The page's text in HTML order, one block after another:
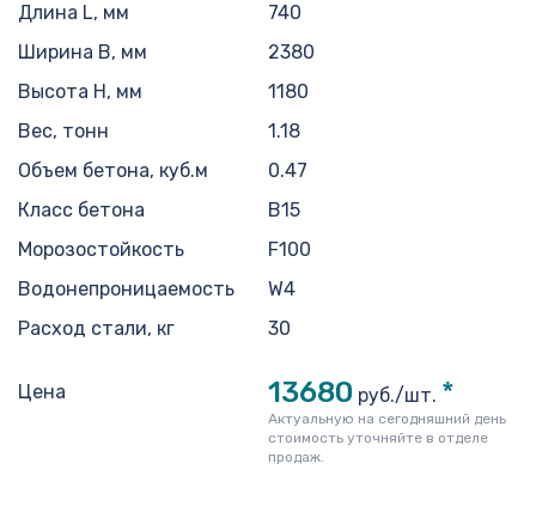
Длина L, мм
740
Ширина B, мм
2380
Высота H, мм
1180
Вес, тонн
1.18
Объем бетона, куб.м
0.47
Класс бетона
В15
Морозостойкость
F100
Водонепроницаемость
W4
Расход стали, кг
30
Цена 13680 руб./шт. *
Актуальную на сегодняшний день
стоимость уточняйте в отделе
продаж.